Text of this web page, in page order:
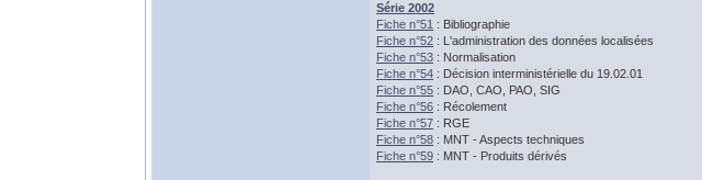
Série 2002
Fiche n°51 : Bibliographie
Fiche n°52 : L'administration des données localisées
Fiche n°53 : Normalisation
Fiche n°54 : Décision interministérielle du 19.02.01
Fiche n°55 : DAO, CAO, PAO, SIG
Fiche n°56 : Récolement
Fiche n°57 : RGE
Fiche n°58 : MNT - Aspects techniques
Fiche n°59 : MNT - Produits dérivés